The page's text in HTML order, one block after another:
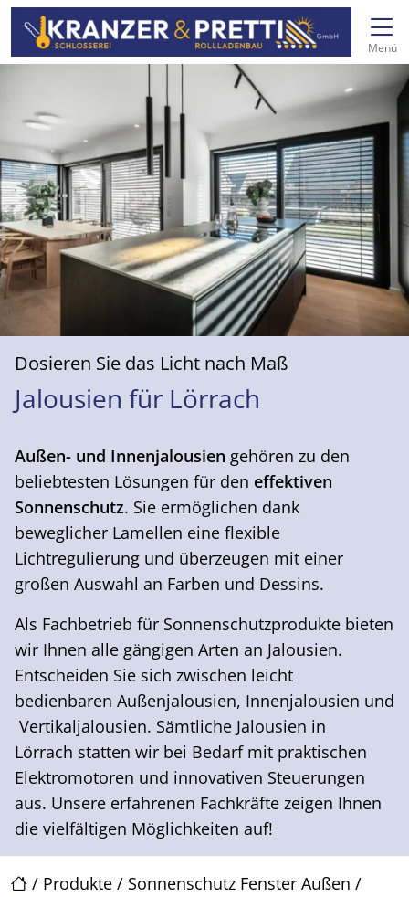
zur Top-Navigation
zur Hauptnavigation
Inhalt springen
zum Footer
Hauptnavigation
Menü
/ Produkte / Sonnenschutz Fenster Außen /
Dosieren Sie das Licht nach Maß
Jalousien für Lörrach
Außen- und Innenjalousien gehören zu den
beliebtesten Lösungen für den effektiven
Sonnenschutz. Sie ermöglichen dank
beweglicher Lamellen eine flexible
Lichtregulierung und überzeugen mit einer
großen Auswahl an Farben und Dessins.
Als Fachbetrieb für Sonnenschutzprodukte bieten
wir Ihnen alle gängigen Arten an Jalousien.
Entscheiden Sie sich zwischen leicht
bedienbaren Außenjalousien, Innenjalousien und
Vertikaljalousien. Sämtliche Jalousien in
Lörrach statten wir bei Bedarf mit praktischen
Elektromotoren und innovativen Steuerungen
aus. Unsere erfahrenen Fachkräfte zeigen Ihnen
die vielfältigen Möglichkeiten auf!